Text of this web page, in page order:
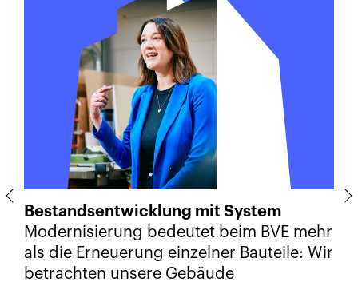
Bestandsentwicklung mit System
Modernisierung bedeutet beim BVE mehr
als die Erneuerung einzelner Bauteile: Wir
betrachten unsere Gebäude